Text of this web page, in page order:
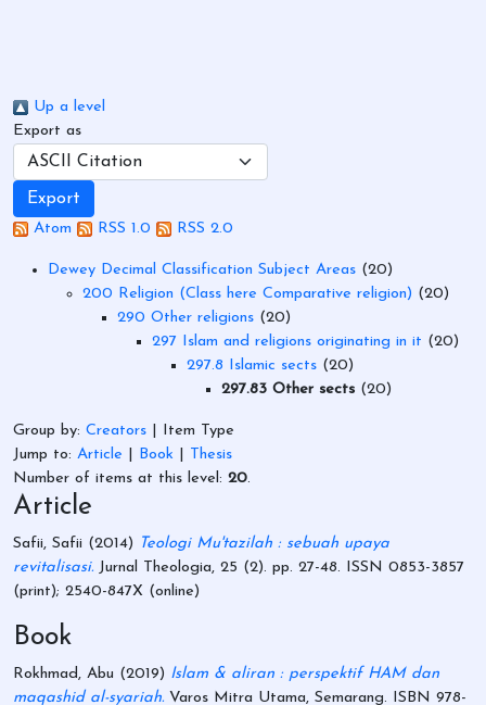
Up a level
Export as
Atom RSS 1.0 RSS 2.0
Dewey Decimal Classification Subject Areas (20)
200 Religion (Class here Comparative religion) (20)
290 Other religions (20)
297 Islam and religions originating in it (20)
297.8 Islamic sects (20)
297.83 Other sects (20)
Group by: Creators
Item Type
Jump to: Article Book
Thesis
Number of items at this level: 20.
Article
Safii, Safii (2014) Teologi Mu'tazilah : sebuah upaya
revitalisasi. Jurnal Theologia, 25 (2). pp. 27-48. ISSN 0853-3857
(print); 2540-847X (online)
Book
Rokhmad, Abu (2019) Islam & aliran : perspektif HAM dan
maqashid al-syariah. Varos Mitra Utama, Semarang. ISBN 978-